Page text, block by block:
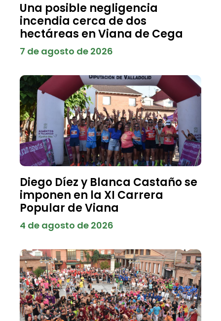
Una posible negligencia
incendia cerca de dos
hectáreas en Viana de Cega
7 de agosto de 2026
Diego Díez y Blanca Castaño se
imponen en la XI Carrera
Popular de Viana
4 de agosto de 2026